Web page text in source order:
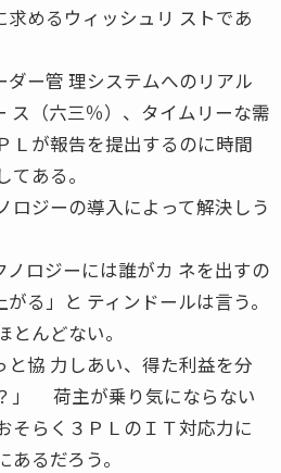
めるウィッシュリ ストであ
ダー管 理システムへのリアル
ス（六三％）、タイムリーな需
Ｌが報告を提出するのに時間
ある。
ロジーの導入によって解決しう
ロジーには誰がカ ネを出すの
る」と ティンドールは言う。
とんどない。
協 力しあい、得た利益を分
」 荷主が乗り気にならない
そらく３ＰＬのＩＴ対応力に
るだろう。